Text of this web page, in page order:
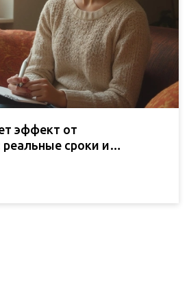
эффект от
реальные сроки и